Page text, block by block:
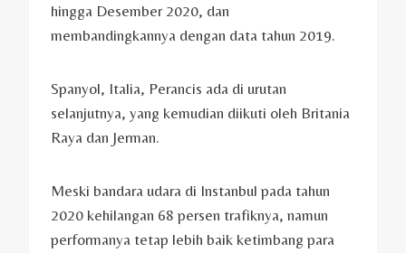
hingga Desember 2020, dan
membandingkannya dengan data tahun 2019.
Spanyol, Italia, Perancis ada di urutan
selanjutnya, yang kemudian diikuti oleh Britania
Raya dan Jerman.
Meski bandara udara di Instanbul pada tahun
2020 kehilangan 68 persen trafiknya, namun
performanya tetap lebih baik ketimbang para